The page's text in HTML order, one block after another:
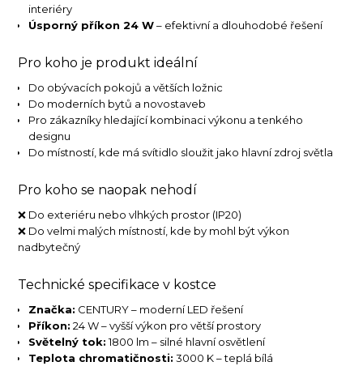
interiéry
Úsporný příkon 24 W– efektivní a dlouhodobé řešení
Pro koho je produkt ideální
Do obývacích pokojů a větších ložnic
Do moderních bytů a novostaveb
Pro zákazníky hledající kombinaci výkonu a tenkého
designu
Do místností, kde má svítidlo sloužit jako hlavní zdroj světla
Pro koho se naopak nehodí
❌ Do exteriéru nebo vlhkých prostor (IP20)
❌ Do velmi malých místností, kde by mohl být výkon
nadbytečný
Technické specifikace v kostce
Značka: CENTURY – moderní LED řešení
Příkon: 24 W – vyšší výkon pro větší prostory
Světelný tok:1800 lm – silné hlavní osvětlení
Teplota chromatičnosti: 3000 K – teplá bílá